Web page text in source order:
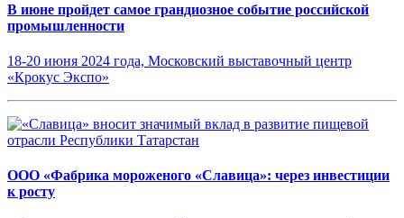
В июне пройдет самое грандиозное событие российской
промышленности
18-20 июня 2024 года, Московский выставочный центр
«Крокус Экспо»
ООО «Фабрика мороженого «Славица»: через инвестиции
к росту